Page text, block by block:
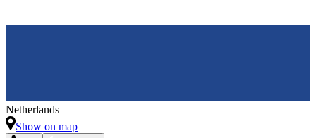
Netherlands
Show on map